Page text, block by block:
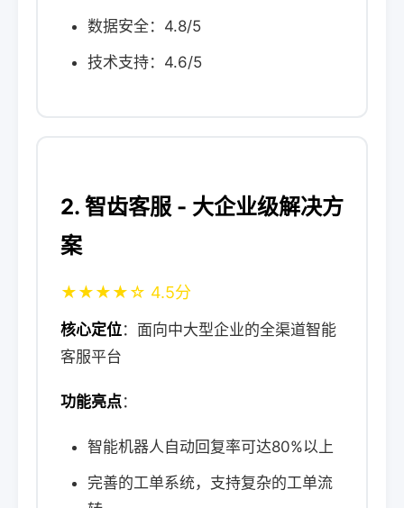
数据安全：4.8/5
技术支持：4.6/5
2. 智齿客服 - 大企业级解决方
案
★★★★☆ 4.5分
核心定位：面向中大型企业的全渠道智能
客服平台
功能亮点：
智能机器人自动回复率可达80%以上
完善的工单系统，支持复杂的工单流